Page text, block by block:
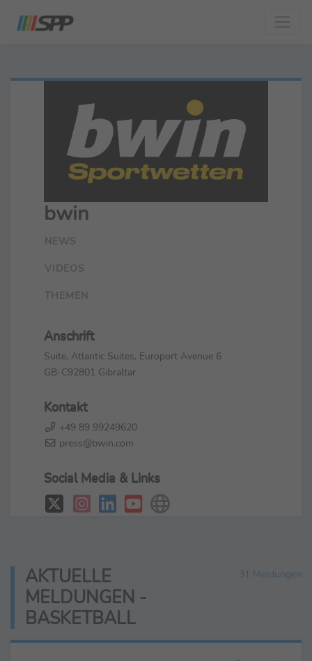
bwin
NEWS
VIDEOS
THEMEN
Anschrift
Suite, Atlantic Suites, Europort Avenue 6
GB-C92801 Gibraltar
Kontakt
+49 89 99249620
press@bwin.com
Social Media & Links
AKTUELLE
MELDUNGEN -
BASKETBALL
31 Meldungen